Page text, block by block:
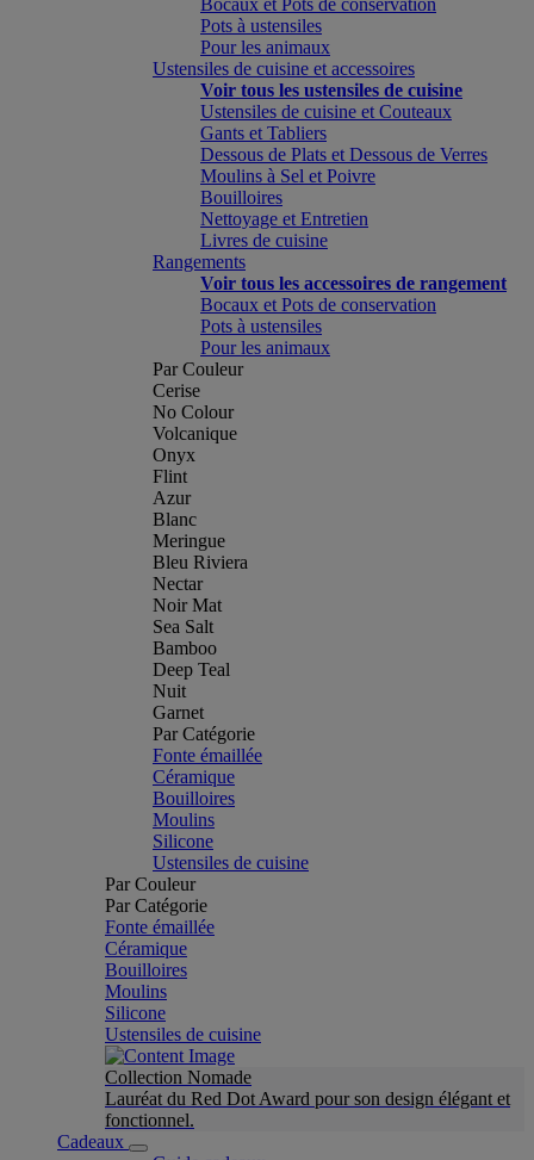
Bocaux et Pots de conservation
Pots à ustensiles
Pour les animaux
Ustensiles de cuisine et accessoires
Voir tous les ustensiles de cuisine
Ustensiles de cuisine et Couteaux
Gants et Tabliers
Dessous de Plats et Dessous de Verres
Moulins à Sel et Poivre
Bouilloires
Nettoyage et Entretien
Livres de cuisine
Rangements
Voir tous les accessoires de rangement
Bocaux et Pots de conservation
Pots à ustensiles
Pour les animaux
Par Couleur
Cerise
No Colour
Volcanique
Onyx
Flint
Azur
Blanc
Meringue
Bleu Riviera
Nectar
Noir Mat
Sea Salt
Bamboo
Deep Teal
Nuit
Garnet
Par Catégorie
Fonte émaillée
Céramique
Bouilloires
Moulins
Silicone
Ustensiles de cuisine
Par Couleur
Par Catégorie
Fonte émaillée
Céramique
Bouilloires
Moulins
Silicone
Ustensiles de cuisine
Collection Nomade
Lauréat du Red Dot Award pour son design élégant et
fonctionnel.
Cadeaux